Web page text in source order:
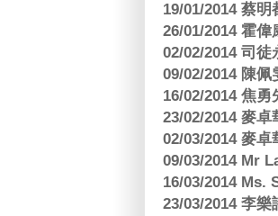
19/01/2014 蔡
26/01/2014 霍
02/02/2014 司
09/02/2014 陳
16/02/2014 焦
23/02/2014 麥
02/03/2014 麥
09/03/2014 Mr
16/03/2014 Ms.
23/03/2014 李